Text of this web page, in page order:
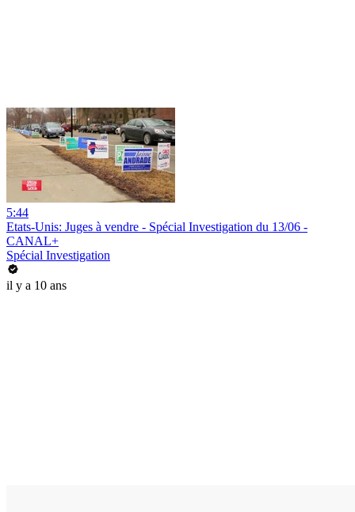
5:44
Etats-Unis: Juges à vendre - Spécial Investigation du 13/06 -
CANAL+
Spécial Investigation
il y a 10 ans